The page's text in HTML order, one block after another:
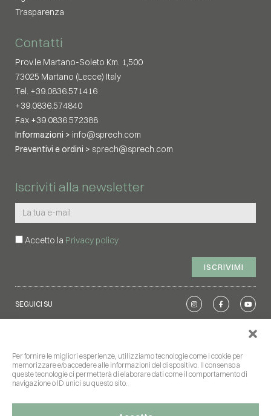
Per fornire le migliori esperienze, utilizziamo tecnologie come i cookie per
memorizzare e/o accedere alle informazioni del dispositivo. Il consenso a
queste tecnologie ci permetterà di elaborare dati come il comportamento di
navigazione o ID unici su questo sito.
Trasparenza
Contatti
Prov.le Martano-Soleto Km. 1,500
73025 Martano (Lecce) Italy
Tel. +39.0836.571416
+39.0836.574840
Fax +39.0836.572388
Informazioni > info@sprech.com
Preventivi e ordini > sprech@sprech.com
Iscriviti alla newsletter
Accetto la Privacy policy
ISCRIVIMI
SEGUICI SU
PR Puglia FESR FSE+ 2021-2027 – Azione 1.2 – 1.7 Servizi per l’innovazione e
delle PMI” - Avviso “TRASFORMAZIONI ↗